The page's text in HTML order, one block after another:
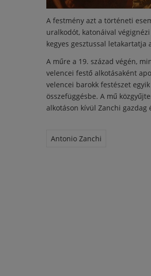
A festmény azt a történeti
uralkodót, katonáival
kegyes gesztussal
A műre a 19. század végén,
velencei festő alkotásaként
velencei barokk festészet
összefüggésbe. A mű
alkotáson kívül Zanchi
Antonio Zanchi